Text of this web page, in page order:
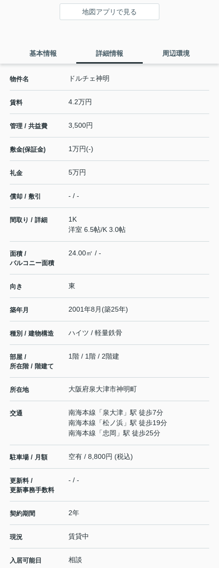
地図アプリで見る
基本情報 詳細情報 周辺環境
物件名 ドルチェ神明
賃料 4.2万円
管理 / 共益費 3,500円
敷金(保証金) 1万円(-)
礼金 5万円
償却 / 敷引 - / -
間取り / 詳細
1K
洋室 6.5帖/K 3.0帖
面積 /
バルコニー面積
24.00㎡ / -
向き 東
築年月 2001年8月(築25年)
種別 / 建物構造 ハイツ / 軽量鉄骨
部屋 /
所在階 / 階建て
1階 / 1階 / 2階建
所在地 大阪府泉大津市神明町
交通 南海本線 「泉大津 」駅 徒歩7分
南海本線 「松ノ浜 」駅 徒歩19分
南海本線 「忠岡 」駅 徒歩25分
駐車場 / 月額 空有 / 8,800円 (税込)
更新料 /
更新事務手数料
- / -
契約期間 2年
現況 賃貸中
入居可能日 相談